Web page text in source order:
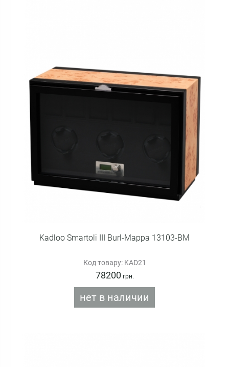
Kadloo Smartoli III Burl-Mappa 13103-BM
Код товару: KAD21
78200 грн.
нет в наличии